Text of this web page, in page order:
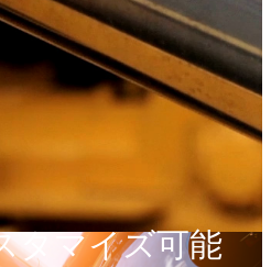
タマイズ可能